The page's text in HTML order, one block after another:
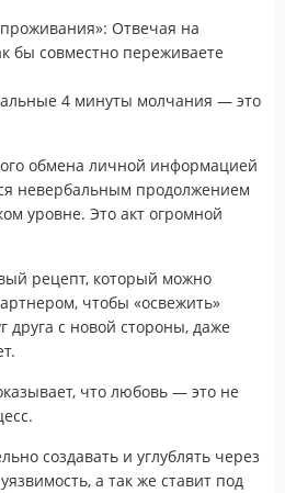
Отвечая на
бы совместно переживаете
4 минуты молчания — это
обмена личной информацией
невербальным продолжением
уровне. Это акт огромной
рецепт, который можно
чтобы «освежить»
друга с новой стороны, даже
что любовь — это не
создавать и углублять через
а так же ставит под